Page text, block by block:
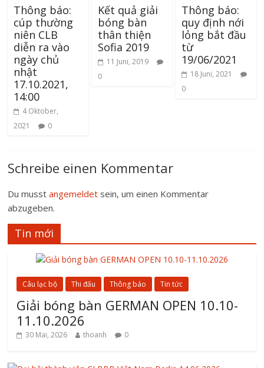
Thông báo:
cúp thường
niên CLB
diễn ra vào
ngày chủ
nhật
17.10.2021,
14:00
4 Oktober,
2021
0
Kết quả giải
bóng bàn
thân thiện
Sofia 2019
11 Juni, 2019
0
Thông báo:
quy định nới
lỏng bắt đầu
từ
19/06/2021
18 Juni, 2021
0
Schreibe einen Kommentar
Du musstangemeldet sein, um einen Kommentar
abzugeben.
Tin mới
Câu lạc bộ Thi đấu Thông báo Tin tức
Giải bóng bàn GERMAN OPEN 10.10-
11.10.2026
30 Mai, 2026 thoanh 0